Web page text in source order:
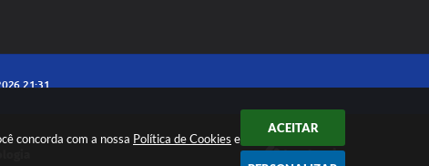
concorda com a nossa Política de Cookies e
ACEITAR
21:31